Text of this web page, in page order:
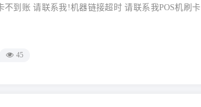
不到账 请联系我!机器链接超时 请联系我POS机刷卡
45